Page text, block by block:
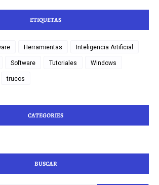
ETIQUETAS
Herramientas Inteligencia Artificial
Software Tutoriales Windows
trucos
CATEGORIES
BUSCAR